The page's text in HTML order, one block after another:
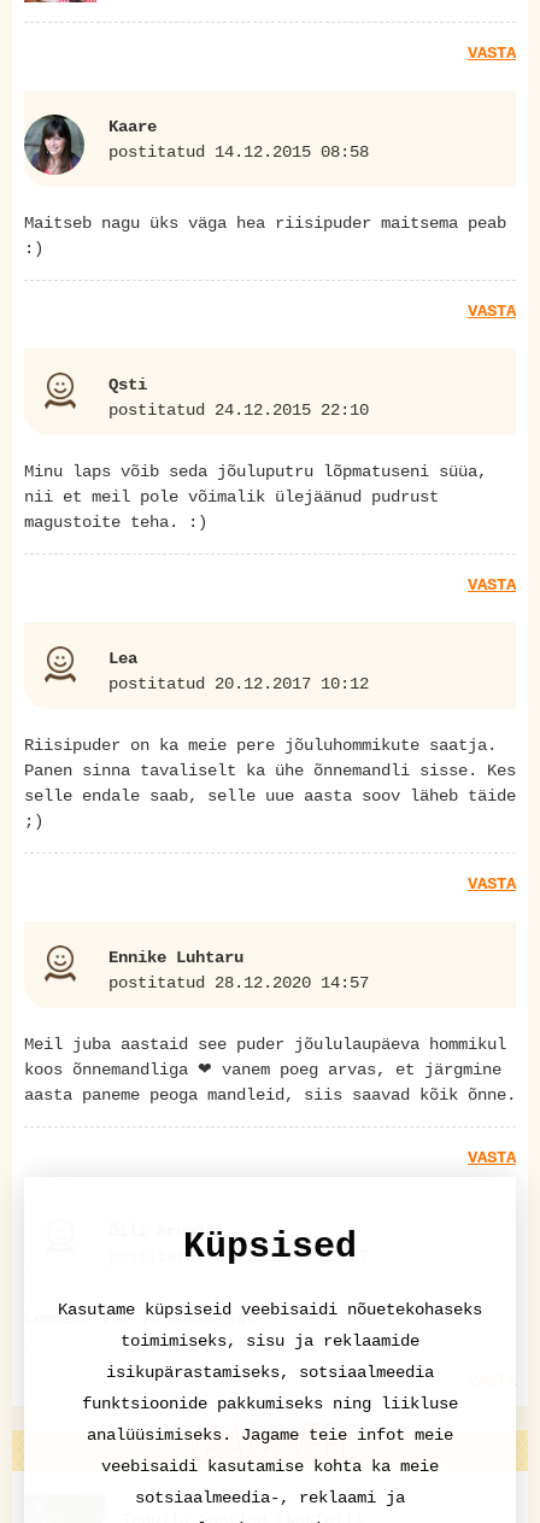
VASTA
Kaare
postitatud 14.12.2015 08:58
Maitseb nagu üks väga hea riisipuder maitsema peab
:)
VASTA
Qsti
postitatud 24.12.2015 22:10
Minu laps võib seda jõuluputru lõpmatuseni süüa,
nii et meil pole võimalik ülejäänud pudrust
magustoite teha. :)
VASTA
Lea
postitatud 20.12.2017 10:12
Riisipuder on ka meie pere jõuluhommikute saatja.
Panen sinna tavaliselt ka ühe õnnemandli sisse. Kes
selle endale saab, selle uue aasta soov läheb täide
;)
VASTA
Ennike Luhtaru
postitatud 28.12.2020 14:57
Meil juba aastaid see puder jõululaupäeva hommikul
koos õnnemandliga ❤ vanem poeg arvas, et järgmine
aasta paneme peoga mandleid, siis saavad kõik õnne.
VASTA
Õili Arumäe
postitatud 02.12.2025 11:37
Lemmik, või ja kaneeliga.
VAATA VEEL
Tequila Sunrise (kokteil)
Küpsised
Kasutame küpsiseid veebisaidi nõuetekohaseks
toimimiseks, sisu ja reklaamide
isikupärastamiseks, sotsiaalmeedia
funktsioonide pakkumiseks ning liikluse
analüüsimiseks. Jagame teie infot meie
veebisaidi kasutamise kohta ka meie
sotsiaalmeedia-, reklaami ja